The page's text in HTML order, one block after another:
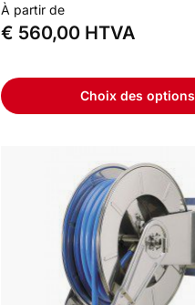
À partir de
€ 560,00 HTVA
Choix des options